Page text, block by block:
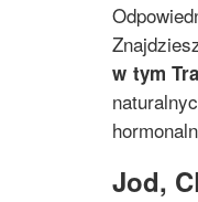
w tym
Jod,